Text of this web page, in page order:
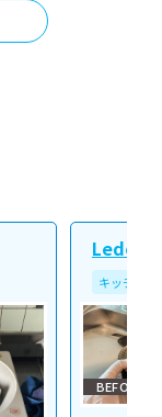
Ledope
キッチン清
BEFORE